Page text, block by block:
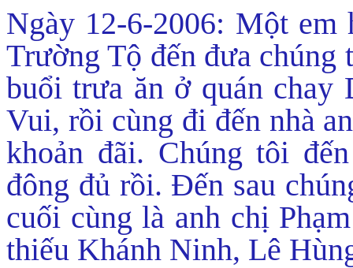
Ngày 12-6-2006: Một em
Trường Tộ đến đưa
buổi trưa ăn ở quán chay
Vui, rồi cùng đi đến nhà
khoản đãi. Chúng tôi
đông đủ rồi. Đến sau
cuối cùng là anh chị
thiếu Khánh Ninh, Lê